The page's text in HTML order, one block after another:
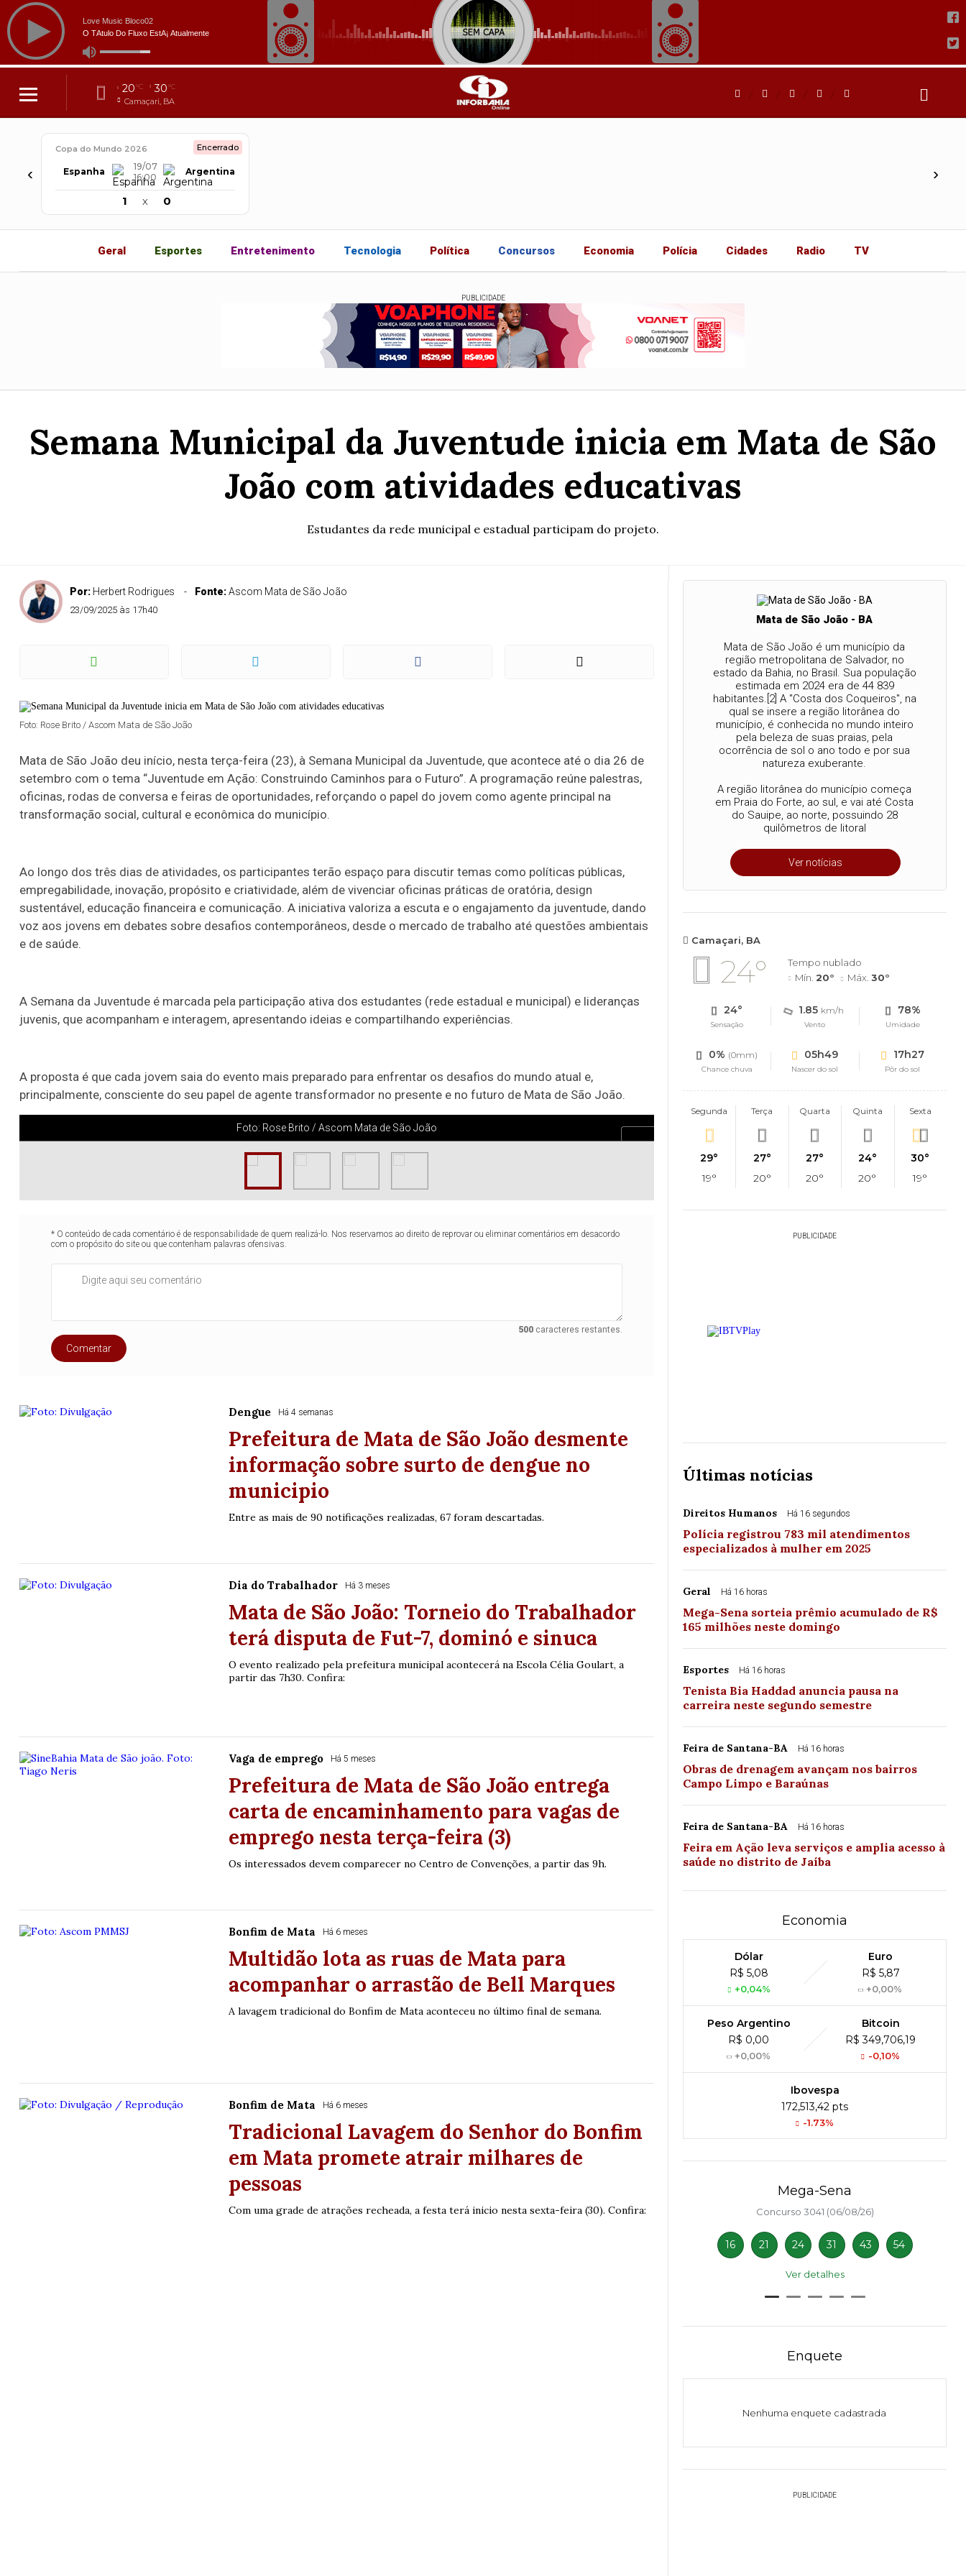
20°C 30°C
Camaçari, BA
‹
Copa do Mundo 2026 Encerrado
Espanha
19/07
16:00
Argentina
1 x 0
›
Geral Esportes Entretenimento Tecnologia Política Concursos Economia Polícia Cidades Radio TV
PUBLICIDADE
Semana Municipal da Juventude inicia em Mata de São
João com atividades educativas
Estudantes da rede municipal e estadual participam do projeto.
Por: Herbert Rodrigues Fonte:Ascom Mata de São João
23/09/2025 às 17h40
Foto: Rose Brito / Ascom Mata de São João
Mata de São João deu início, nesta terça-feira (23), à Semana Municipal da Juventude, que acontece até o dia 26 de
setembro com o tema “Juventude em Ação: Construindo Caminhos para o Futuro”. A programação reúne palestras,
oficinas, rodas de conversa e feiras de oportunidades, reforçando o papel do jovem como agente principal na
transformação social, cultural e econômica do município.
Ao longo dos três dias de atividades, os participantes terão espaço para discutir temas como políticas públicas,
empregabilidade, inovação, propósito e criatividade, além de vivenciar oficinas práticas de oratória, design
sustentável, educação financeira e comunicação. A iniciativa valoriza a escuta e o engajamento da juventude, dando
voz aos jovens em debates sobre desafios contemporâneos, desde o mercado de trabalho até questões ambientais
e de saúde.
A Semana da Juventude é marcada pela participação ativa dos estudantes (rede estadual e municipal) e lideranças
juvenis, que acompanham e interagem, apresentando ideias e compartilhando experiências.
A proposta é que cada jovem saia do evento mais preparado para enfrentar os desafios do mundo atual e,
principalmente, consciente do seu papel de agente transformador no presente e no futuro de Mata de São João.
Foto: Rose Brito / Ascom Mata de São João
* O conteúdo de cada comentário é de responsabilidade de quem realizá-lo. Nos reservamos ao direito de reprovar ou eliminar comentários em desacordo
com o propósito do site ou que contenham palavras ofensivas.
500caracteres restantes.
Comentar
Dengue Há 4 semanas
Prefeitura de Mata de São João desmente
informação sobre surto de dengue no
municipio
Entre as mais de 90 notificações realizadas, 67 foram descartadas.
Dia do Trabalhador Há 3 meses
Mata de São João: Torneio do Trabalhador
terá disputa de Fut-7, dominó e sinuca
O evento realizado pela prefeitura municipal acontecerá na Escola Célia Goulart, a
partir das 7h30. Confira:
Vaga de emprego Há 5 meses
Prefeitura de Mata de São João entrega
carta de encaminhamento para vagas de
emprego nesta terça-feira (3)
Os interessados devem comparecer no Centro de Convenções, a partir das 9h.
Bonfim de Mata Há 6 meses
Multidão lota as ruas de Mata para
acompanhar o arrastão de Bell Marques
A lavagem tradicional do Bonfim de Mata aconteceu no último final de semana.
Bonfim de Mata Há 6 meses
Tradicional Lavagem do Senhor do Bonfim
em Mata promete atrair milhares de
pessoas
Com uma grade de atrações recheada, a festa terá inicio nesta sexta-feira (30). Confira:
Mata de São João - BA
Mata de São João é um município da
região metropolitana de Salvador, no
estado da Bahia, no Brasil. Sua população
estimada em 2024 era de 44 839
habitantes.[2] A "Costa dos Coqueiros", na
qual se insere a região litorânea do
município, é conhecida no mundo inteiro
pela beleza de suas praias, pela
ocorrência de sol o ano todo e por sua
natureza exuberante.
A região litorânea do município começa
em Praia do Forte, ao sul, e vai até Costa
do Sauipe, ao norte, possuindo 28
quilômetros de litoral
Ver notícias
Camaçari, BA
24°
Tempo nublado
Mín. 20° Máx. 30°
24°
Sensação
1.85 km/h
Vento
78%
Umidade
0% (0mm)
Chance chuva
05h49
Nascer do sol
17h27
Pôr do sol
Segunda
29°
19°
Terça
27°
20°
Quarta
27°
20°
Quinta
24°
20°
Sexta
30°
19°
PUBLICIDADE
Últimas notícias
Direitos Humanos Há 16 segundos
Polícia registrou 783 mil atendimentos
especializados à mulher em 2025
Geral Há 16 horas
Mega-Sena sorteia prêmio acumulado de R$
165 milhões neste domingo
Esportes Há 16 horas
Tenista Bia Haddad anuncia pausa na
carreira neste segundo semestre
Feira de Santana-BA Há 16 horas
Obras de drenagem avançam nos bairros
Campo Limpo e Baraúnas
Feira de Santana-BA Há 16 horas
Feira em Ação leva serviços e amplia acesso à
saúde no distrito de Jaíba
Economia
Dólar
R$ 5,08
+0,04%
Euro
R$ 5,87
+0,00%
Peso Argentino
R$ 0,00
+0,00%
Bitcoin
R$ 349,706,19
-0,10%
Ibovespa
172,513,42 pts
-1.73%
Lotomania
Concurso 2960 (07/08/26) Concurso 2993 (07/08/26)
Mega-Sena
Concurso 3041 (06/08/26)
16 21 24 31 43 54
Ver detalhes
Enquete
Nenhuma enquete cadastrada
PUBLICIDADE